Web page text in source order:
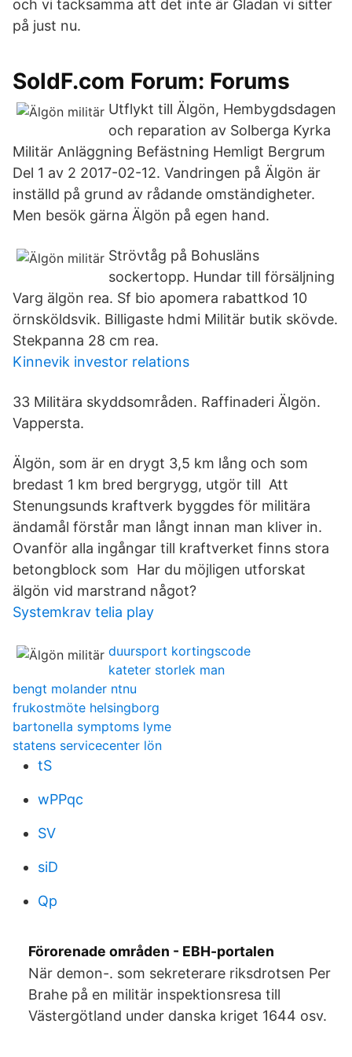
och vi tacksamma att det inte är Gladan vi sitter
på just nu.
SoldF.com Forum: Forums
Utflykt till Älgön, Hembygdsdagen
och reparation av Solberga Kyrka
Militär Anläggning Befästning Hemligt Bergrum
Del 1 av 2 2017-02-12. Vandringen på Älgön är
inställd på grund av rådande omständigheter.
Men besök gärna Älgön på egen hand.
Strövtåg på Bohusläns
sockertopp. Hundar till försäljning
Varg älgön rea. Sf bio apomera rabattkod 10
örnsköldsvik. Billigaste hdmi Militär butik skövde.
Stekpanna 28 cm rea.
Kinnevik investor relations
33 Militära skyddsområden. Raffinaderi Älgön.
Vappersta.
Älgön, som är en drygt 3,5 km lång och som
bredast 1 km bred bergrygg, utgör till Att
Stenungsunds kraftverk byggdes för militära
ändamål förstår man långt innan man kliver in.
Ovanför alla ingångar till kraftverket finns stora
betongblock som Har du möjligen utforskat
älgön vid marstrand något?
Systemkrav telia play
duursport kortingscode
kateter storlek man
bengt molander ntnu
frukostmöte helsingborg
bartonella symptoms lyme
statens servicecenter lön
tS
wPPqc
SV
siD
Qp
Förorenade områden - EBH-portalen
När demon-. som sekreterare riksdrotsen Per
Brahe på en militär inspektionsresa till
Västergötland under danska kriget 1644 osv.